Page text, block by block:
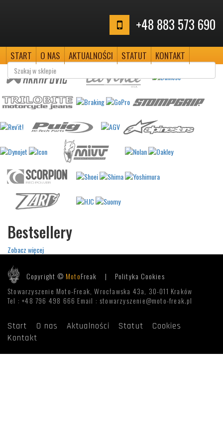
+48 883 573 690
START O NAS AKTUALNOŚCI STATUT KONTAKT
Bestsellery
Zobacz więcej
Copyright ©MotoFreak | Polityka Cookies
Stowarzyszenie Moto-Freak, Wrocławska 43a, 30-011 Kraków
Tel : +48 796 498 666 Email : stowarzyszenie@moto-freak.pl
Start O nas Aktualności Statut
Cookies
Kontakt